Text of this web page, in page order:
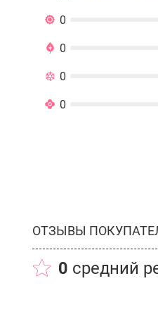
0
0
0
0
ОТЗЫВЫ
0 средний